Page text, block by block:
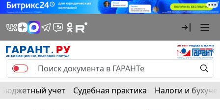
Бюджетный учет Судебная практика Налоги и